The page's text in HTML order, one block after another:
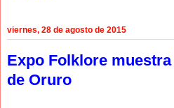
viernes, 28 de agosto de 2015
Expo Folklore
de Oruro